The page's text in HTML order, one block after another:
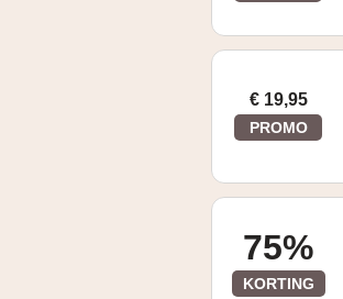
€ 19,95
PROMO
75%
KORTING